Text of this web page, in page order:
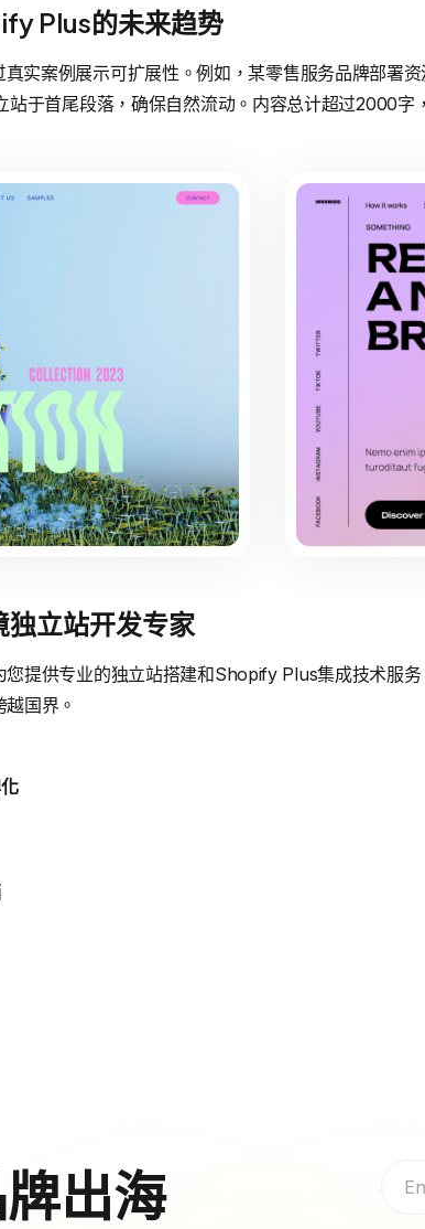
Plus的未来趋势
实案例展示可扩展性。例如，某零售服务品牌部署
于首尾段落，确保自然流动。内容总计超过2000字
立站开发专家
您提供专业的独立站搭建和Shopify Plus集成技术服
国界。
出海